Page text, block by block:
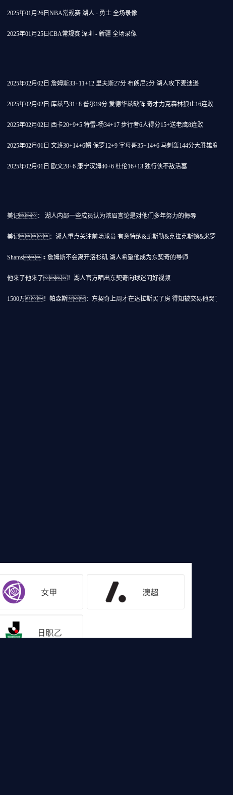
2025年01月26日NBA常规赛 湖人 - 勇士 全场录像
2025年01月25日CBA常规赛 深圳 - 新疆 全场录像
2025年02月02日 詹姆斯33+11+12 里夫斯27分 布朗尼2分 湖人攻下麦迪逊
2025年02月02日 库兹马31+8 普尔19分 爱德华兹缺阵 奇才力克森林狼止16连败
2025年02月02日 西卡20+9+5 特雷-杨34+17 步行者6人得分15+送老鹰8连败
2025年02月01日 文班30+14+6帽 保罗12+9 字母哥35+14+6 马刺轰144分大胜雄鹿
2025年02月01日 欧文28+6 康宁汉姆40+6 杜伦16+13 独行侠不敌活塞
美记： 湖人内部一些成员认为浓眉言论是对他们多年努力的侮辱
美记：湖人重点关注前场球员 有意特纳&凯斯勒&克拉克斯顿&米罗
Shams：詹姆斯不会离开洛杉矶 湖人希望他成为东契奇的导师
他来了他来了！湖人官方晒出东契奇向球迷问好视频
1500万！帕森斯：东契奇上周才在达拉斯买了房 得知被交易他哭了